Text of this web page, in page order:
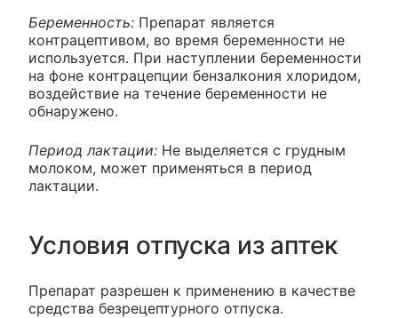
Беременность: Препарат является
контрацептивом, во время беременности не
используется. При наступлении беременности
на фоне контрацепции бензалкония хлоридом,
воздействие на течение беременности не
обнаружено.
Период лактации: Не выделяется с грудным
молоком, может применяться в период
лактации.
Условия отпуска из аптек
Препарат разрешен к применению в качестве
средства безрецептурного отпуска.